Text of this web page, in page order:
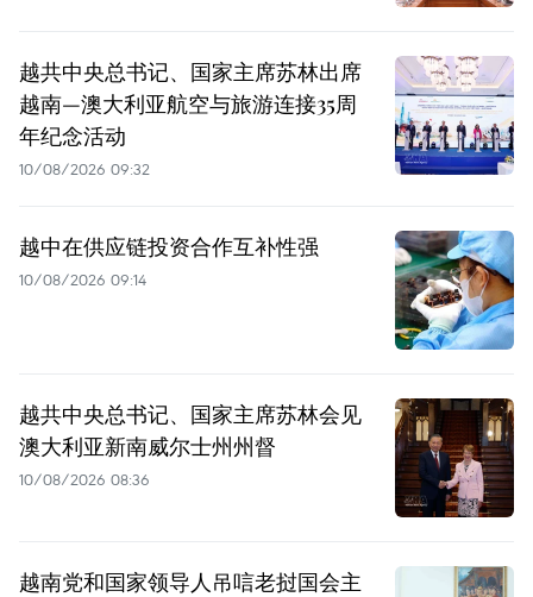
越共中央总书记、国家主席苏林出席
越南—澳大利亚航空与旅游连接35周
年纪念活动
10/08/2026 09:32
越中在供应链投资合作互补性强
10/08/2026 09:14
越共中央总书记、国家主席苏林会见
澳大利亚新南威尔士州州督
10/08/2026 08:36
越南党和国家领导人吊唁老挝国会主